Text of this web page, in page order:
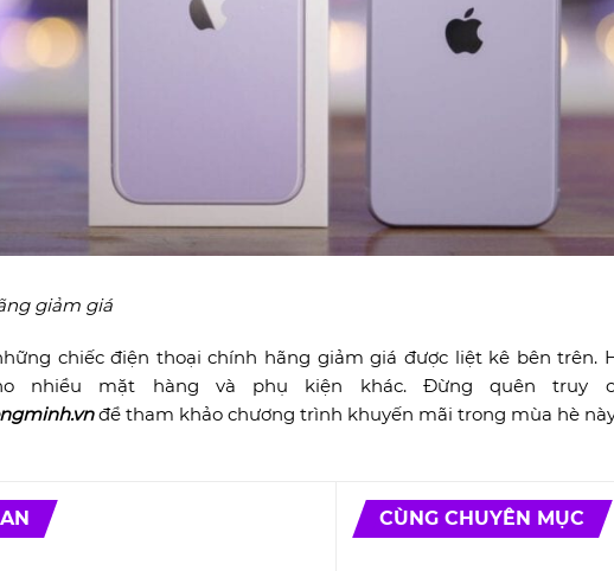
giảm giá
chiếc điện thoại chính hãng giảm giá được liệt kê bên trên.
nhiều mặt hàng và phụ kiện khác. Đừng quên truy
để tham khảo chương trình khuyến mãi trong mùa hè
CÙNG CHUYÊN MỤC